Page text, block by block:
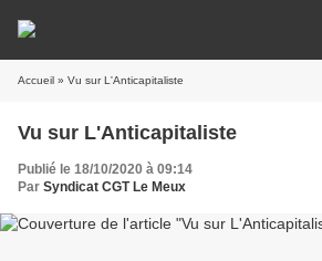
Accueil » Vu sur L'Anticapitaliste
Vu sur L'Anticapitaliste
Publié le 18/10/2020 à 09:14
Par Syndicat CGT Le Meux